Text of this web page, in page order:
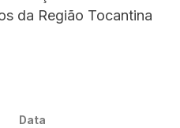
da Região Tocantina
Data